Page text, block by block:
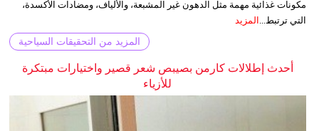
مكونات غذائية مهمة مثل الدهون غير المشبعة، والألياف، ومضادات الأكسدة،
التي ترتبط...
المزيد
المزيد من التحقيقات السياحية
أحدث إطلالات كارمن بصيبص شعر قصير واختيارات مبتكرة
للأزياء